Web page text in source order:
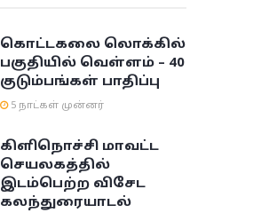
கொட்டகலை லொக்கில்
பகுதியில் வெள்ளம் – 40
குடும்பங்கள் பாதிப்பு
5 நாட்கள் முன்னர்
கிளிநொச்சி மாவட்ட
செயலகத்தில்
இடம்பெற்ற விசேட
கலந்துரையாடல்